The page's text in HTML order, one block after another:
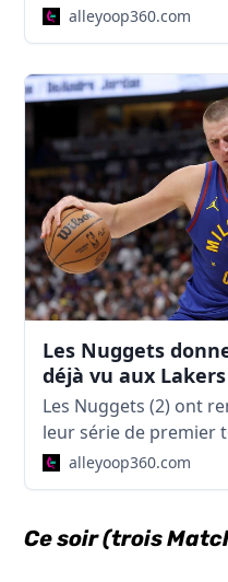
alleyoop360.com
Les Nuggets
déjà vu aux
Les Nuggets (2) ont
leur série de premier
alleyoop360.com
Ce soir (trois